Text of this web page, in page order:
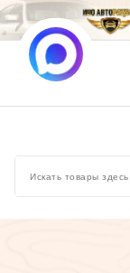
Перейти
к
содержимому